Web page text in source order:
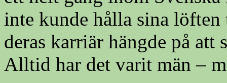
inte kunde hålla sina
deras karriär hängde på
Alltid har det varit män –